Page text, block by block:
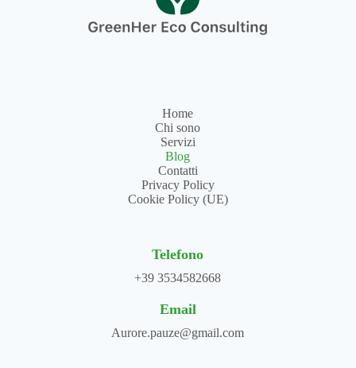
Home
Chi sono
Servizi
Blog
Contatti
Privacy Policy
Cookie Policy (UE)
Telefono
+39 3534582668
Email
Aurore.pauze@gmail.com